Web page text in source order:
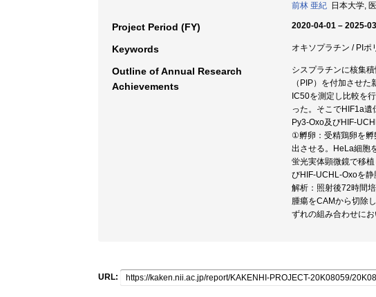
前林 亜紀 日本大学,
Project Period (FY) 2020-04-01 – 2025-
Keywords オキソプラチン / PIポ
Outline of Annual Research
Achievements
シスプラチンに核集
（PIP）を付加させ
IC50を測定し比較を
った。そこでHIF1a遺
Py3-Oxo及びHIF-
①孵卵：受精鶏卵を孵
出させる。HeLa細胞
蛍光実体顕微鏡で移
びHIF-UCHL-Oxoを
解析：照射後72時間
腫瘍をCAMから切除
ずれの組み合わせに
URL: